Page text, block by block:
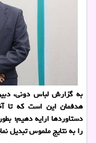
به گزارش لباس دونی،
هدفمان این است که تا
دستاوردها ارایه دهیم؛
را به نتایج ملموس تبدیل